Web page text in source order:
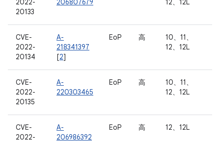
2022-
20133
206807679
12、12L
CVE-
2022-
20134
A-
218341397
[2]
EoP 高
10、11、
12、12L
CVE-
2022-
20135
A-
220303465
EoP 高
10、11、
12、12L
CVE-
2022-
A-
206986392
EoP 高 12、12L